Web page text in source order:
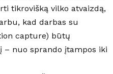
tikrovišką vilko atvaizdą,
kad darbas su
capture) būtų
– nuo sprando įtampos iki